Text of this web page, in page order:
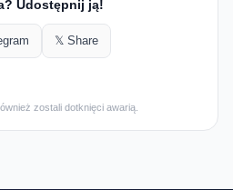
Udostępnij ją!
𝕏 Share
zostali dotknięci awarią.